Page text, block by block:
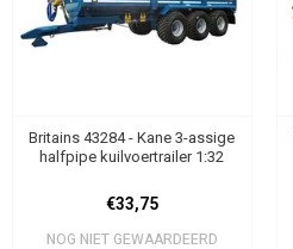
Britains 43284 - Kane 3-assige
halfpipe kuilvoertrailer 1:32
€33,75
NOG NIET GEWAARDEERD